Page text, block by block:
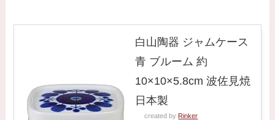
白山陶器 ジャムケース
青 ブルーム 約
10×10×5.8cm 波佐見焼
日本製
created by Rinker